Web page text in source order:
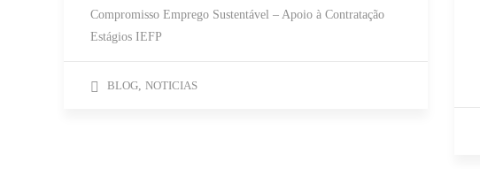
Compromisso Emprego Sustentável – Apoio à Contratação
Estágios IEFP
BLOG, NOTICIAS